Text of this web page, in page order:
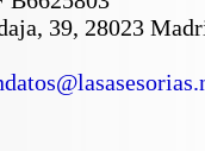
39, 28023